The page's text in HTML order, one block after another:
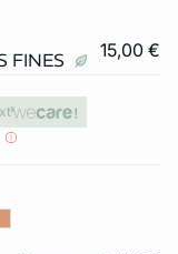
FINES 15,00 €